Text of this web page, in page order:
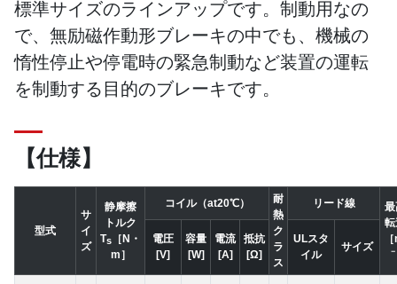
標準サイズのラインアップです。制動用なの
で、無励磁作動形ブレーキの中でも、機械の
惰性停止や停電時の緊急制動など装置の運転
を制動する目的のブレーキです。
【仕様】
型式
サ
イ
ズ
静摩擦
トルク
Ts ［N・
m］
コイル（at20℃）
耐
熱
ク
ラ
ス
リード線
最
転
電圧
[V]
容量
[W]
電流
[A]
抵抗
[Ω]
ULスタ
イル
サイズ